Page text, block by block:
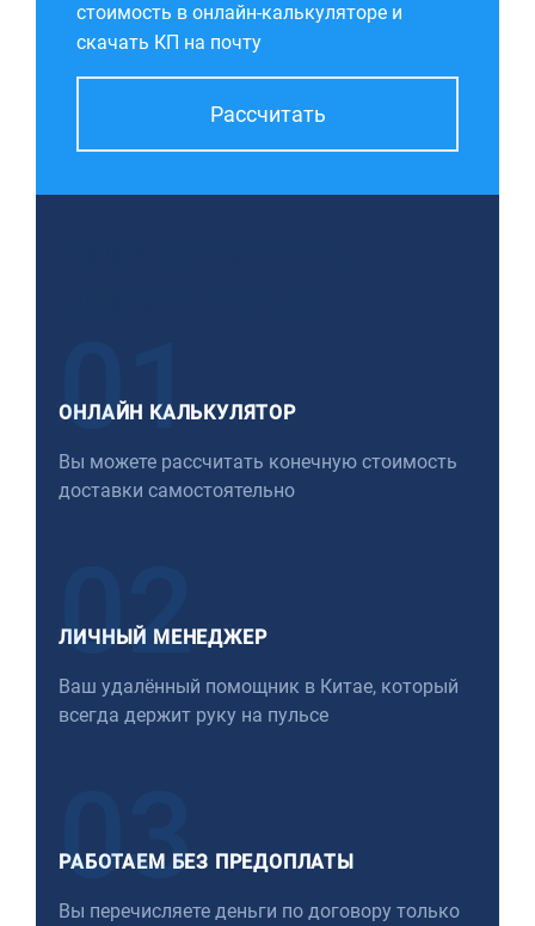
стоимость в онлайн-калькуляторе и
скачать КП на почту
Рассчитать
01
ОНЛАЙН КАЛЬКУЛЯТОР
Вы можете рассчитать конечную стоимость
доставки самостоятельно
02
ЛИЧНЫЙ МЕНЕДЖЕР
Ваш удалённый помощник в Китае, который
всегда держит руку на пульсе
03
РАБОТАЕМ БЕЗ ПРЕДОПЛАТЫ
Вы перечисляете деньги по договору только